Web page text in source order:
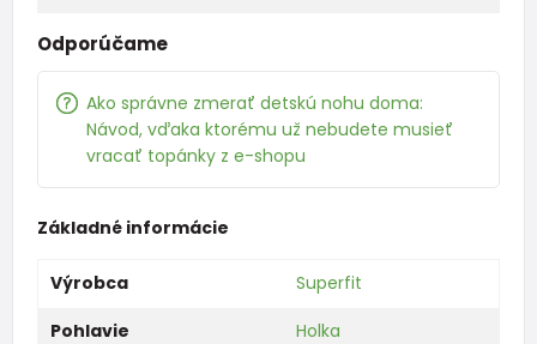
Odporúčame
Ako správne zmerať detskú nohu doma:
Návod, vďaka ktorému už nebudete musieť
vracať topánky z e-shopu
Základné informácie
Výrobca
Superfit
Pohlavie
Holka